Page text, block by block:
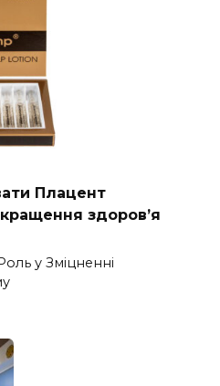
Плацент
здоров’я
у Зміцненні